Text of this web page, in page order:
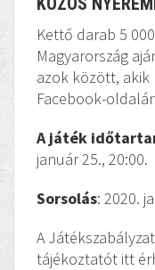
Kettő darab 5
Magyarország
azok között, akik
Facebook-
A játék
január 25., 20:00.
Sorsolás: 2020.
A
tájékoztatót itt